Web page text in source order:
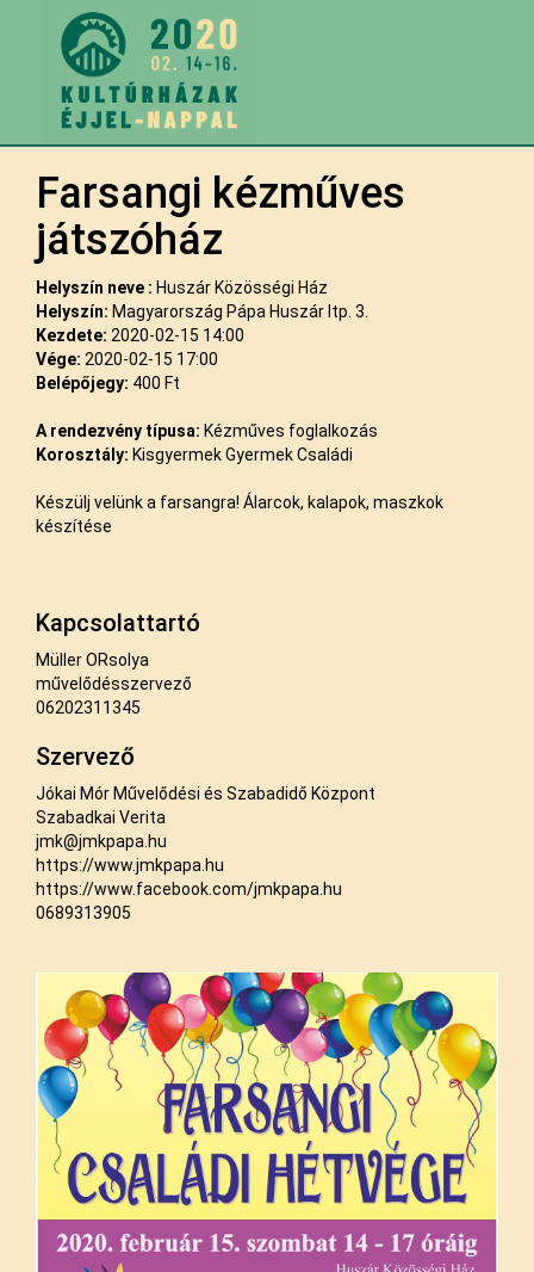
Farsangi kézműves
játszóház
Helyszín neve : Huszár Közösségi Ház
Helyszín: Magyarország Pápa Huszár ltp. 3.
Kezdete: 2020-02-15 14:00
Vége: 2020-02-15 17:00
Belépőjegy: 400 Ft
A rendezvény típusa: Kézműves foglalkozás
Korosztály: Kisgyermek Gyermek Családi
Készülj velünk a farsangra! Álarcok, kalapok, maszkok
készítése
Kapcsolattartó
Müller ORsolya
művelődésszervező
06202311345
Szervező
Jókai Mór Művelődési és Szabadidő Központ
Szabadkai Verita
jmk@jmkpapa.hu
https://www.jmkpapa.hu
https://www.facebook.com/jmkpapa.hu
0689313905